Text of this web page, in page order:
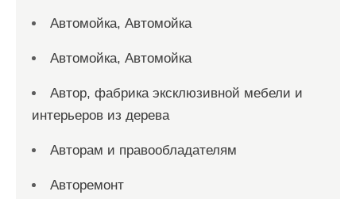
Автомойка, Автомойка
Автомойка, Автомойка
Автор, фабрика эксклюзивной мебели и
интерьеров из дерева
Авторам и правообладателям
Авторемонт